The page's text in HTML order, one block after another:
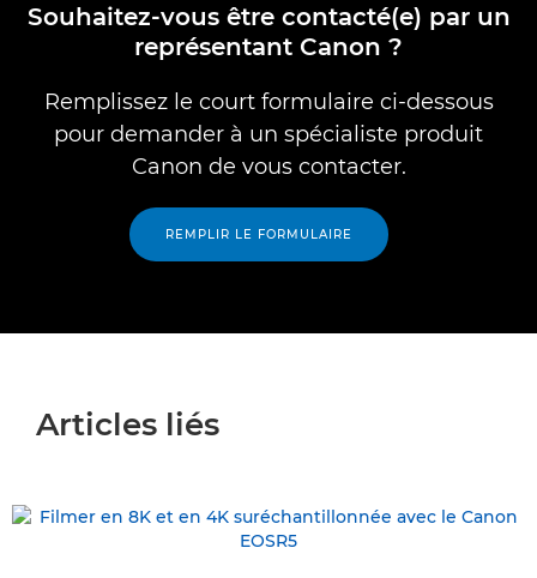
Souhaitez-vous être contacté(e) par un
représentant Canon ?
Remplissez le court formulaire ci-dessous
pour demander à un spécialiste produit
Canon de vous contacter.
REMPLIR LE FORMULAIRE
Articles liés